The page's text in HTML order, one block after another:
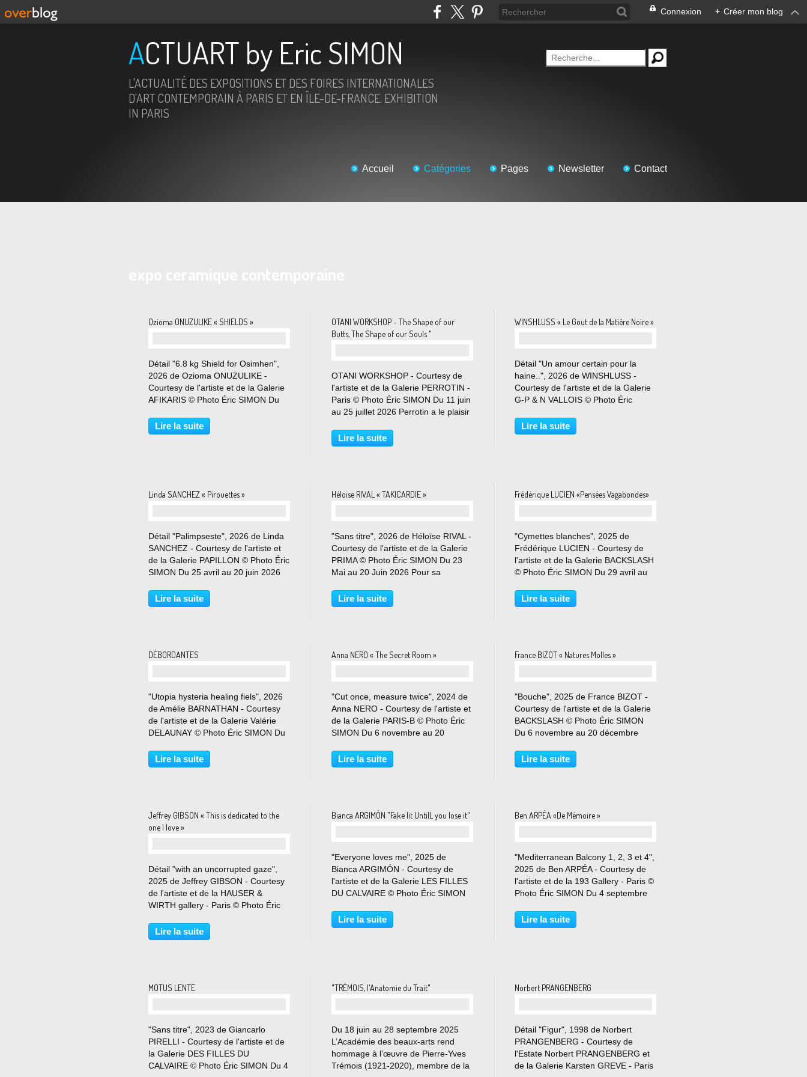
Connexion + Créer mon blog
ACTUART by Eric SIMON
L'ACTUALITÉ DES EXPOSITIONS ET DES FOIRES INTERNATIONALES
D'ART CONTEMPORAIN À PARIS ET EN ÎLE-DE-FRANCE. EXHIBITION
IN PARIS
Accueil Catégories Pages Newsletter Contact
Ozioma ONUZULIKE « SHIELDS »
Détail "6.8 kg Shield for Osimhen",
2026 de Ozioma ONUZULIKE -
Courtesy de l'artiste et de la Galerie
AFIKARIS © Photo Éric SIMON Du
AFIKARIS a le plaisir d’annoncer la
deuxième exposition personnelle en
Lire la suite
OTANI WORKSHOP - The Shape of our
Butts, The Shape of our Souls "
OTANI WORKSHOP - Courtesy de
l'artiste et de la Galerie PERROTIN -
Paris © Photo Éric SIMON Du 11 juin
au 25 juillet 2026 Perrotin a le plaisir
personnelle d’Otani Workshop avec
la galerie, ainsi que la deuxième à
Lire la suite
WINSHLUSS « Le Gout de la Matière Noire »
Détail "Un amour certain pour la
haine..", 2026 de WINSHLUSS -
Courtesy de l'artiste et de la Galerie
G-P & N VALLOIS © Photo Éric
Ça grouille, ça déborde, ça suinte et
ça rampe. Il est question de
Lire la suite
Linda SANCHEZ « Pirouettes »
Détail "Palimpseste", 2026 de Linda
SANCHEZ - Courtesy de l'artiste et
de la Galerie PAPILLON © Photo Éric
SIMON Du 25 avril au 20 juin 2026
Sanchez à la galerie Papillon s’inscrit
dans le prolongement de recherches
Lire la suite
Héloïse RIVAL « TAKICARDIE »
"Sans titre", 2026 de Héloïse RIVAL -
Courtesy de l'artiste et de la Galerie
PRIMA © Photo Éric SIMON Du 23
Mai au 20 Juin 2026 Pour sa
Héloïse Rival (1990, vit et travaille à
Paris) conçoit un ensemble inédit qui
Lire la suite
Frédérique LUCIEN «Pensées Vagabondes»
"Cymettes blanches", 2025 de
Frédérique LUCIEN - Courtesy de
l'artiste et de la Galerie BACKSLASH
© Photo Éric SIMON Du 29 avril au
exposition à Backslash, l’artiste
pluridisciplinaire Frédérique Lucien
Lire la suite
DÉBORDANTES
"Utopia hysteria healing fiels", 2026
de Amélie BARNATHAN - Courtesy
de l'artiste et de la Galerie Valérie
DELAUNAY © Photo Éric SIMON Du
compte c'est se libérer soi-même,
découvrir ses propres dimensions,
Lire la suite
Anna NERO « The Secret Room »
"Cut once, measure twice", 2024 de
Anna NERO - Courtesy de l'artiste et
de la Galerie PARIS-B © Photo Éric
SIMON Du 6 novembre au 20
convie à la première exposition
personnelle d’Anna Nero à la galerie,
Lire la suite
France BIZOT « Natures Molles »
"Bouche", 2025 de France BIZOT -
Courtesy de l'artiste et de la Galerie
BACKSLASH © Photo Éric SIMON
Du 6 novembre au 20 décembre
molles, l’artiste française
pluridisciplinaire France Bizot
Lire la suite
Jeffrey GIBSON « This is dedicated to the
one I love »
Détail "with an uncorrupted gaze",
2025 de Jeffrey GIBSON - Courtesy
de l'artiste et de la HAUSER &
WIRTH gallery - Paris © Photo Éric
décembre 2025 La première
exposition personnelle de Jeffrey
Lire la suite
Bianca ARGIMÓN "Fake Iit UntilL you lose it"
"Everyone loves me", 2025 de
Bianca ARGIMÓN - Courtesy de
l'artiste et de la Galerie LES FILLES
DU CALVAIRE © Photo Éric SIMON
"Je me révolte, donc nous sommes"
comme le scandait Camus dans
Lire la suite
Ben ARPÉA «De Mémoire »
"Mediterranean Balcony 1, 2, 3 et 4",
2025 de Ben ARPÉA - Courtesy de
l'artiste et de la 193 Gallery - Paris ©
Photo Éric SIMON Du 4 septembre
la première exposition personnelle
de l’artiste français Ben Arpéa à la
Lire la suite
MOTUS LENTE
"Sans titre", 2023 de Giancarlo
PIRELLI - Courtesy de l'artiste et de
la Galerie DES FILLES DU
CALVAIRE © Photo Éric SIMON Du 4
"TRÉMOIS, l'Anatomie du Trait"
Du 18 juin au 28 septembre 2025
L’Académie des beaux-arts rend
hommage à l’œuvre de Pierre-Yves
Trémois (1921-2020), membre de la
Norbert PRANGENBERG
Détail "Figur", 1998 de Norbert
PRANGENBERG - Courtesy de
l'Estate Norbert PRANGENBERG et
de la Galerie Karsten GREVE - Paris